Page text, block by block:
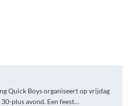
Quick Boys organiseert op vrijdag
plus avond. Een feest…